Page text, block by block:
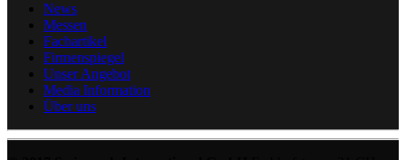
News
Messen
Fachartikel
Firmenspiegel
Unser Angebot
Media Information
Über uns